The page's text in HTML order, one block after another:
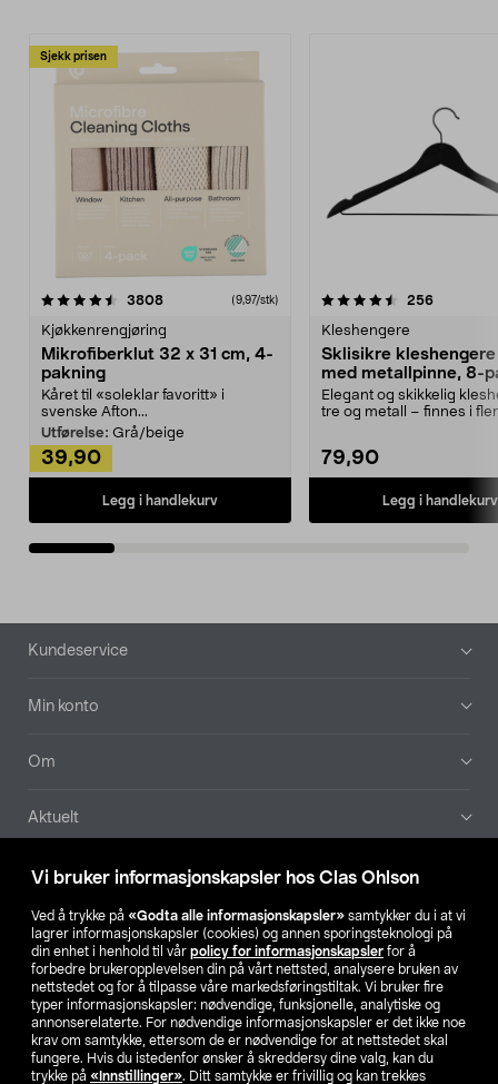
Vi bruker informasjonskapsler hos Clas Ohlson
Ved å trykke på «Godta alle informasjonskapsler» samtykker du i at vi
lagrer informasjonskapsler (cookies) og annen sporingsteknologi på
din enhet i henhold til vår policy for informasjonskapsler for å
forbedre brukeropplevelsen din på vårt nettsted, analysere bruken av
nettstedet og for å tilpasse våre markedsføringstiltak. Vi bruker fire
typer informasjonskapsler: nødvendige, funksjonelle, analytiske og
annonserelaterte. For nødvendige informasjonskapsler er det ikke noe
krav om samtykke, ettersom de er nødvendige for at nettstedet skal
fungere. Hvis du istedenfor ønsker å skreddersy dine valg, kan du
trykke på «Innstillinger». Ditt samtykke er frivillig og kan trekkes
Sjekk prisen
3808anmeldelser(9,97/stk)
Kjøkkenrengjøring
Mikrofiberklut 32 x 31 cm, 4-
pakning
Kåret til «soleklar favoritt» i
svenske Afton...
Utførelse: Grå/beige
39,90
Legg i handlekurv
4.5av 5 stjerner 256
Kleshengere
Sklisikre
med metallpinne, 8-
Elegant og skikkelig
tre og metall – finnes i
79,90
Legg i handlekurv
4.5av 5 stjerner
Bunntekst
Kundeservice
Min konto
Om
Aktuelt
Våre selskaper
Finn din butikk
SE NO FI